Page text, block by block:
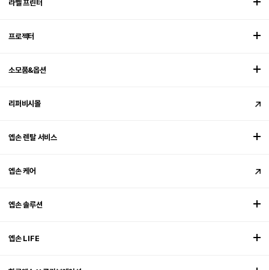
라벨 프린터
프로젝터
소모품&옵션
리퍼비시몰
엡손 렌탈 서비스
엡손 케어
엡손 솔루션
엡손 LIFE